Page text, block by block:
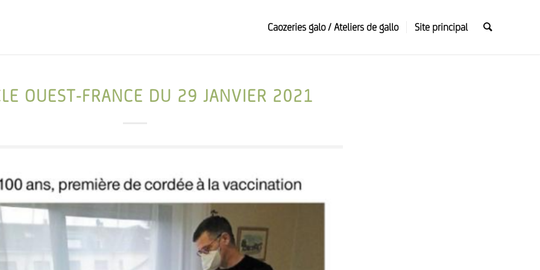
Caozeries galo / Ateliers de gallo Site principal
OUEST-FRANCE DU 29 JANVIER 2021